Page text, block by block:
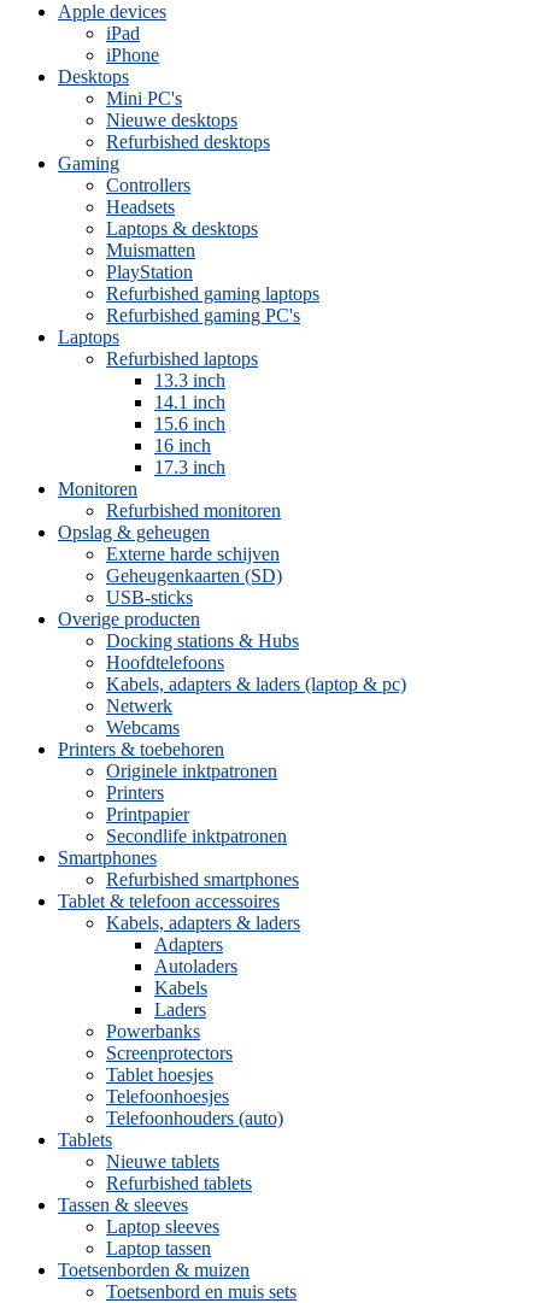
Apple devices
iPad
iPhone
Desktops
Mini PC's
Nieuwe desktops
Refurbished desktops
Gaming
Controllers
Headsets
Laptops & desktops
Muismatten
PlayStation
Refurbished gaming laptops
Refurbished gaming PC's
Laptops
Refurbished laptops
13.3 inch
14.1 inch
15.6 inch
16 inch
17.3 inch
Monitoren
Refurbished monitoren
Opslag & geheugen
Externe harde schijven
Geheugenkaarten (SD)
USB-sticks
Overige producten
Docking stations & Hubs
Hoofdtelefoons
Kabels, adapters & laders (laptop & pc)
Netwerk
Webcams
Printers & toebehoren
Originele inktpatronen
Printers
Printpapier
Secondlife inktpatronen
Smartphones
Refurbished smartphones
Tablet & telefoon accessoires
Kabels, adapters & laders
Adapters
Autoladers
Kabels
Laders
Powerbanks
Screenprotectors
Tablet hoesjes
Telefoonhoesjes
Telefoonhouders (auto)
Tablets
Nieuwe tablets
Refurbished tablets
Tassen & sleeves
Laptop sleeves
Laptop tassen
Toetsenborden & muizen
Toetsenbord en muis sets